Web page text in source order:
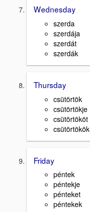
Wednesday
szerda
szerdája
szerdát
szerdák
Thursday
csütörtök
csütörtökje
csütörtököt
csütörtökök
Friday
péntek
péntekje
pénteket
péntekek